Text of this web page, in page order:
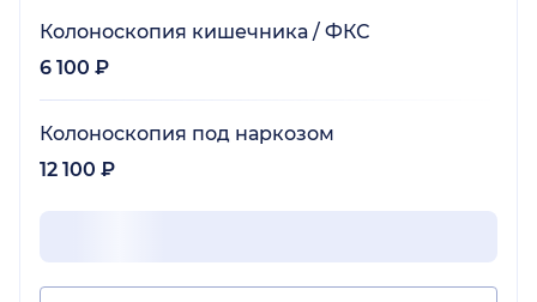
Колоноскопия кишечника / ФКС
6 100 ₽
Колоноскопия под наркозом
12 100 ₽